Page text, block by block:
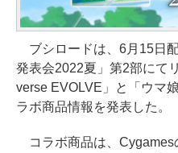
ブシロードは、6月15日
発表会2022夏」第2部にて
verse EVOLVE」と「ウマ
ラボ商品情報を発表した。
コラボ商品は、Cygames